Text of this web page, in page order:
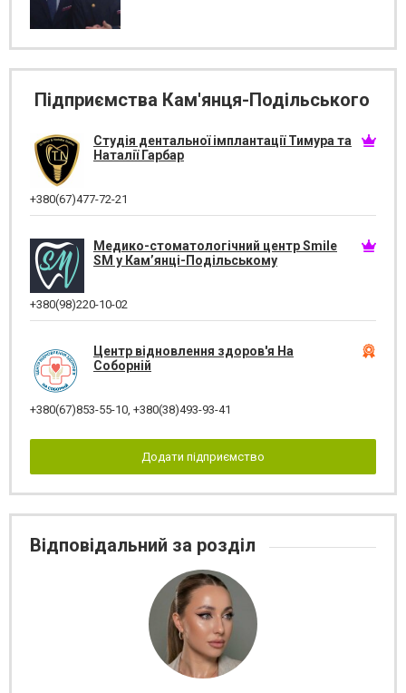
Підприємства Кам'янця-Подільського
Студія дентальної імплантації Тимура та
Наталії Гарбар
+380(67)477-72-21
Медико-стоматологічний центр Smile
SM у Кам’янці-Подільському
+380(98)220-10-02
Центр відновлення здоров'я На
Соборній
+380(67)853-55-10, +380(38)493-93-41
Додати підприємство
Відповідальний за розділ